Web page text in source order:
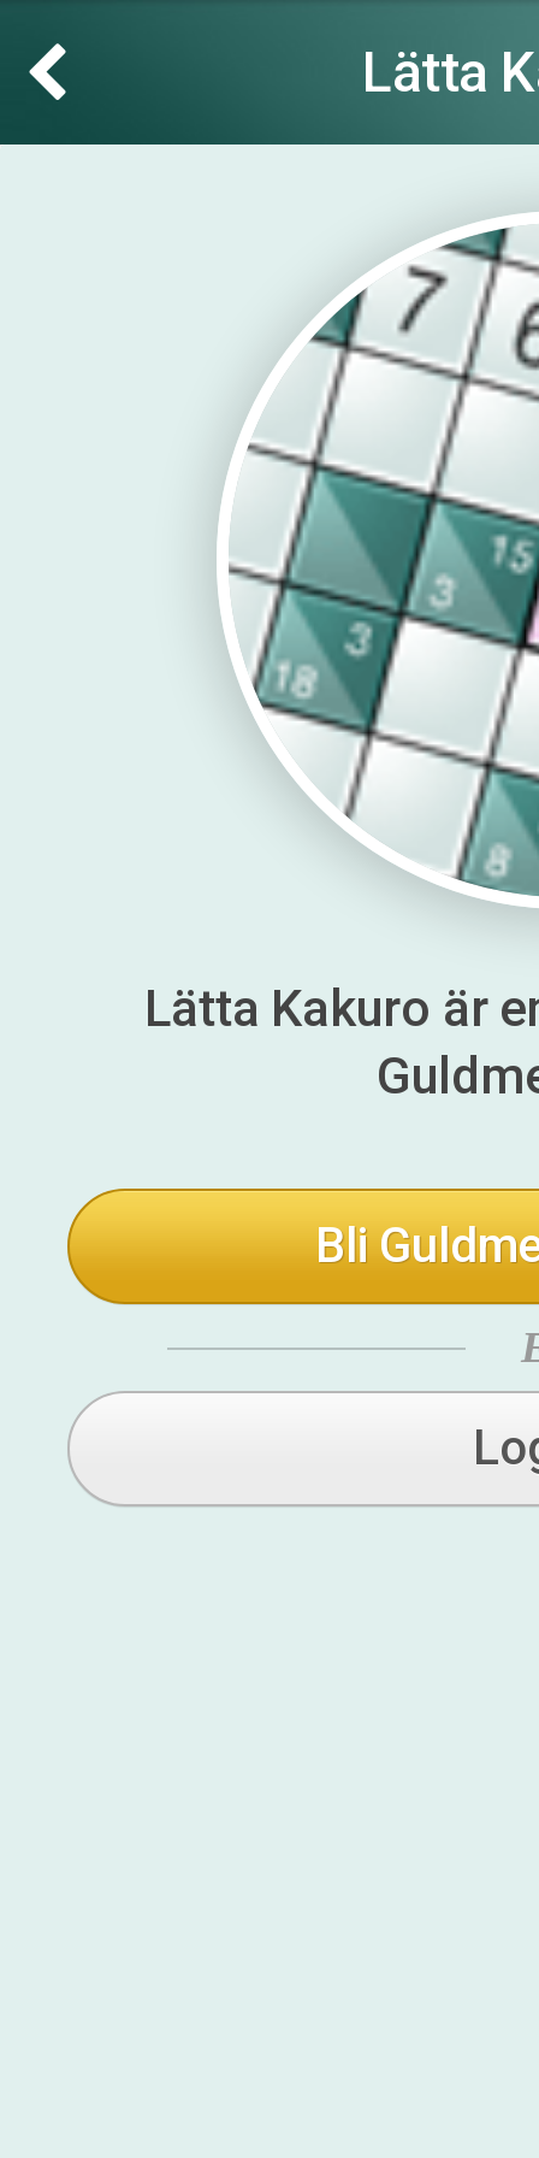
Lätta
Lätta Kakuro är
Bli